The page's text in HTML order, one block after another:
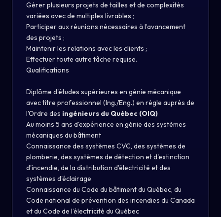
Gérer plusieurs projets de tailles et de complexités
variées avec de multiples livrables ;
Participer aux réunions nécessaires à l’avancement
des projets ;
Maintenir les relations avec les clients ;
Effectuer toute autre tâche requise.
Qualifications
Diplôme d'études supérieures en génie mécanique
avec titre professionnel (Ing./Eng.) en règle auprès de
l'Ordre des ingénieurs du Québec (OIQ)
Au moins 5 ans d'expérience en génie des systèmes
mécaniques du bâtiment
Connaissance des systèmes CVC, des systèmes de
plomberie, des systèmes de détection et d'extinction
d'incendie, de la distribution d'électricité et des
systèmes d'éclairage
Connaissance du Code du bâtiment du Québec, du
Code national de prévention des incendies du Canada
et du Code de l’électricité du Québec